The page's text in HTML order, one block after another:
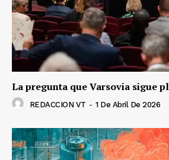
La pregunta que Varsovia sigue
REDACCION VT - 1 De Abril De 2026